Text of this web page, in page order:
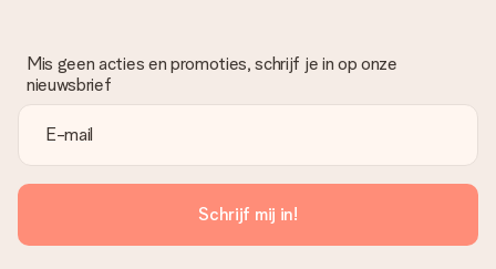
Mis geen acties en promoties, schrijf je in op onze
nieuwsbrief
Schrijf mij in!